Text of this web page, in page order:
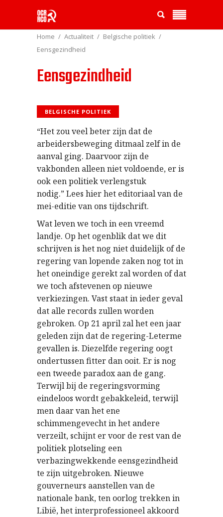
Home Actualiteit
Belgische politiek
Eensgezindheid
Eensgezindheid
BELGISCHE POLITIEK
“Het zou veel beter zijn dat de
arbeidersbeweging ditmaal zelf in de
aanval ging. Daarvoor zijn de
vakbonden alleen niet voldoende, er is
ook een politiek verlengstuk
nodig.” Lees hier het editoriaal van de
mei-editie van ons tijdschrift.
Wat leven we toch in een vreemd
landje. Op het ogenblik dat we dit
schrijven is het nog niet duidelijk of de
regering van lopende zaken nog tot in
het oneindige gerekt zal worden of dat
we toch afstevenen op nieuwe
verkiezingen. Vast staat in ieder geval
dat alle records zullen worden
gebroken. Op 21 april zal het een jaar
geleden zijn dat de regering-Leterme
gevallen is. Diezelfde regering oogt
ondertussen fitter dan ooit. Er is nog
een tweede paradox aan de gang.
Terwijl bij de regeringsvorming
eindeloos wordt gebakkeleid, terwijl
men daar van het ene
schimmengevecht in het andere
verzeilt, schijnt er voor de rest van de
politiek plotseling een
verbazingwekkende eensgezindheid
te zijn uitgebroken. Nieuwe
gouverneurs aanstellen van de
nationale bank, ten oorlog trekken in
Libië, het interprofessioneel akkoord